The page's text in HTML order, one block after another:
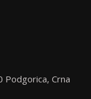
Podgorica, Crna